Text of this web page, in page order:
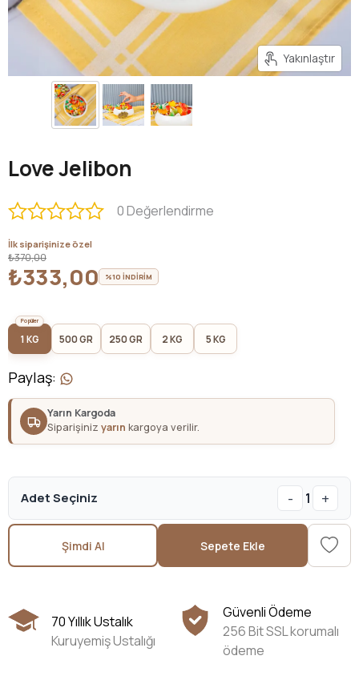
Yakınlaştır
Love Jelibon
0 Değerlendirme
İlk siparişinize özel
₺370,00
₺333,00 %10 İNDİRİM
1 KG 500 GR 250 GR 2 KG 5 KG
Paylaş:
Yarın Kargoda
Siparişiniz yarın kargoya verilir.
Adet Seçiniz - 1 +
Şimdi Al Sepete Ekle
70 Yıllık Ustalık
Kuruyemiş Ustalığı
Güvenli Ödeme
256 Bit SSL korumalı
ödeme